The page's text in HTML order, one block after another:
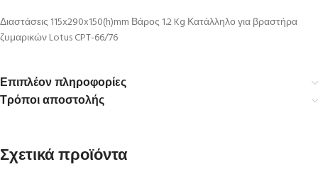
Διαστάσεις 115x290x150(h)mm Βάρος 1.2 Kg Κατάλληλο για βραστήρα
ζυμαρικών Lotus CPT-66/76
Επιπλέον πληροφορίες
Τρόποι αποστολής
Σχετικά προϊόντα